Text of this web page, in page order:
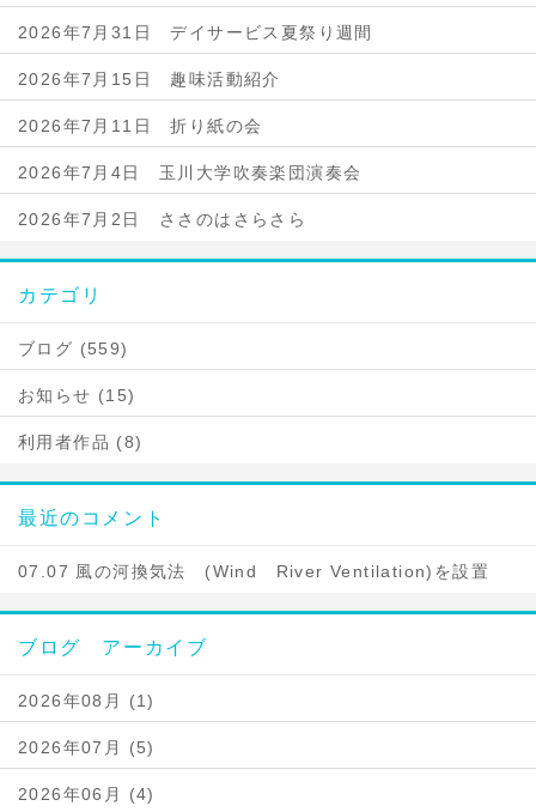
2026年7月31日 デイサービス夏祭り週間
2026年7月15日 趣味活動紹介
2026年7月11日 折り紙の会
2026年7月4日 玉川大学吹奏楽団演奏会
2026年7月2日 ささのはさらさら
カテゴリ
ブログ (559)
お知らせ (15)
利用者作品 (8)
最近のコメント
07.07 風の河換気法 (Wind River Ventilation)を設置
ブログ アーカイブ
2026年08月 (1)
2026年07月 (5)
2026年06月 (4)